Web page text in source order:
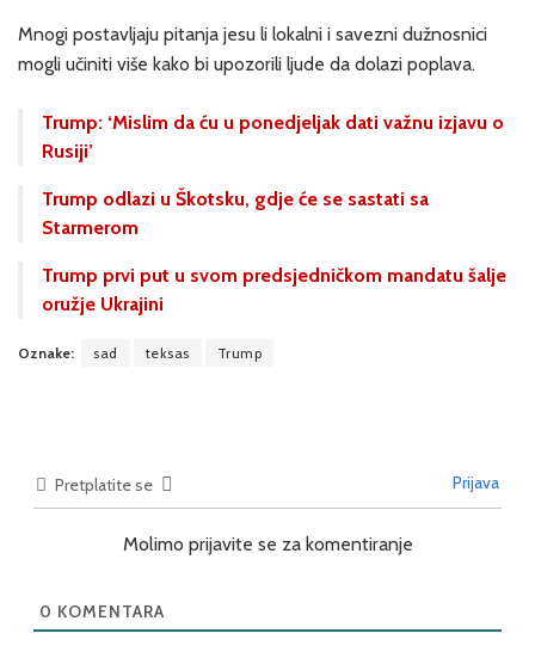
Mnogi postavljaju pitanja jesu li lokalni i savezni dužnosnici
mogli učiniti više kako bi upozorili ljude da dolazi poplava.
Trump: ‘Mislim da ću u ponedjeljak dati važnu izjavu o
Rusiji’
Trump odlazi u Škotsku, gdje će se sastati sa
Starmerom
Trump prvi put u svom predsjedničkom mandatu šalje
oružje Ukrajini
Oznake: sad teksas Trump
Pretplatite se Prijava
Molimo prijavite se za komentiranje
0 KOMENTARA